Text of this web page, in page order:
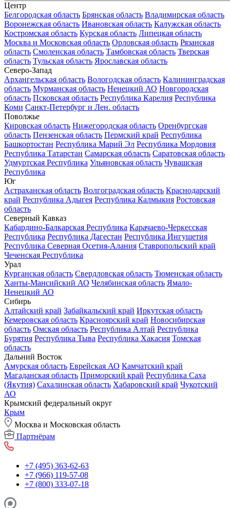
Центр
Белгородская область Брянская область Владимирская область
Воронежская область Ивановская область Калужская область
Костромская область Курская область Липецкая область
Москва и Московская область Орловская область Рязанская
область Смоленская область Тамбовская область Тверская
область Тульская область Ярославская область
Северо-Запад
Архангельская область Вологодская область Калининградская
область Мурманская область Ненецкий АО Новгородская
область Псковская область Республика Карелия Республика
Коми Санкт-Петербург и Лен. область
Поволжье
Кировская область Нижегородская область Оренбургская
область Пензенская область Пермский край Республика
Башкортостан Республика Марий Эл Республика Мордовия
Республика Татарстан Самарская область Саратовская область
Удмуртская Республика Ульяновская область Чувашская
Республика
Юг
Астраханская область Волгоградская область Краснодарский
край Республика Адыгея Республика Калмыкия Ростовская
область
Северный Кавказ
Кабардино-Балкарская Республика Карачаево-Черкесская
Республика Республика Дагестан Республика Ингушетия
Республика Северная Осетия-Алания Ставропольский край
Чеченская Республика
Урал
Курганская область Свердловская область Тюменская область
Ханты-Мансийский АО Челябинская область Ямало-
Ненецкий АО
Сибирь
Алтайский край Забайкальский край Иркутская область
Кемеровская область Красноярский край Новосибирская
область Омская область Республика Алтай Республика
Бурятия Республика Тыва Республика Хакасия Томская
область
Дальний Восток
Амурская область Еврейская АО Камчатский край
Магаданская область Приморский край Республика Саха
(Якутия) Сахалинская область Хабаровский край Чукотский
АО
Крымский федеральный округ
Крым
Москва и Московская область
Партнёрам
+7 (495) 363-62-63
+7 (966) 119-57-08
+7 (800) 333-07-18